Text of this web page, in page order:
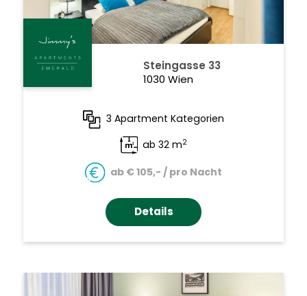
Steingasse 33
1030 Wien
3 Apartment Kategorien
ab 32 m2
ab € 105,- / pro Nacht
Details